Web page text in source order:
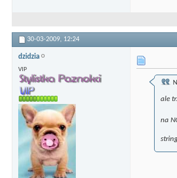
30-03-2009, 12:24
dzidzia
VIP
ale
na